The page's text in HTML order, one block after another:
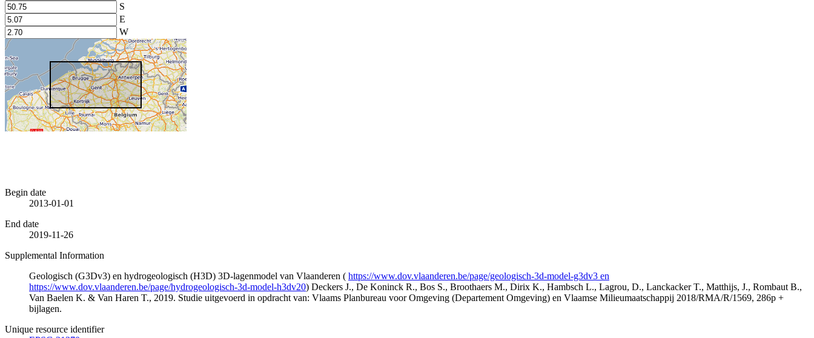
S
E
W
Begin date
2013-01-01
End date
2019-11-26
Supplemental Information
Geologisch (G3Dv3) en hydrogeologisch (H3D) 3D-lagenmodel van Vlaanderen ( https://www.dov.vlaanderen.be/page/geologisch-3d-model-g3dv3 en
https://www.dov.vlaanderen.be/page/hydrogeologisch-3d-model-h3dv20) Deckers J., De Koninck R., Bos S., Broothaers M., Dirix K., Hambsch L., Lagrou, D., Lanckacker T., Matthijs, J., Rombaut B.,
Van Baelen K. & Van Haren T., 2019. Studie uitgevoerd in opdracht van: Vlaams Planbureau voor Omgeving (Departement Omgeving) en Vlaamse Milieumaatschappij 2018/RMA/R/1569, 286p +
bijlagen.
Unique resource identifier